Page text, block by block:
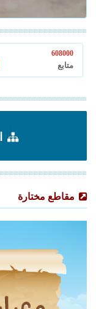
608000
متابع
مقاطع مختارة